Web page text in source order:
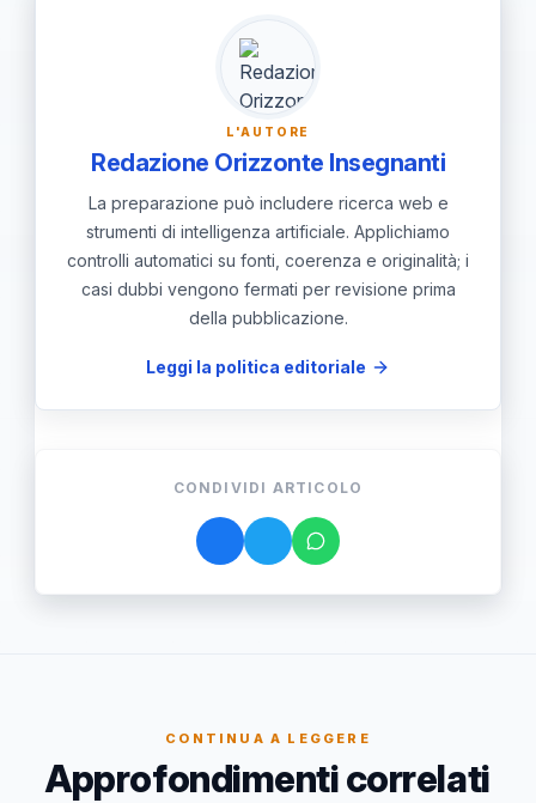
L'AUTORE
Redazione Orizzonte Insegnanti
La preparazione può includere ricerca web e
strumenti di intelligenza artificiale. Applichiamo
controlli automatici su fonti, coerenza e originalità; i
casi dubbi vengono fermati per revisione prima
della pubblicazione.
Leggi la politica editoriale
CONDIVIDI ARTICOLO
CONTINUA A LEGGERE
Approfondimenti correlati